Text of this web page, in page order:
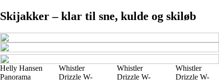
Skijakker – klar til sne, kulde og skiløb
Helly Hansen
Panorama
Whistler
Drizzle W-
Whistler
Drizzle W-
Whistler
Drizzle W-